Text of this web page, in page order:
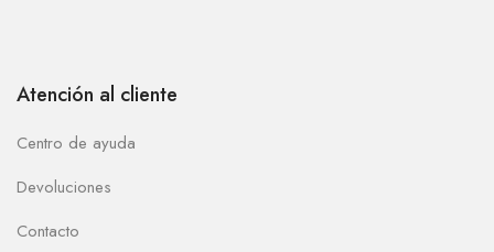
Atención al cliente
Centro de ayuda
Devoluciones
Contacto